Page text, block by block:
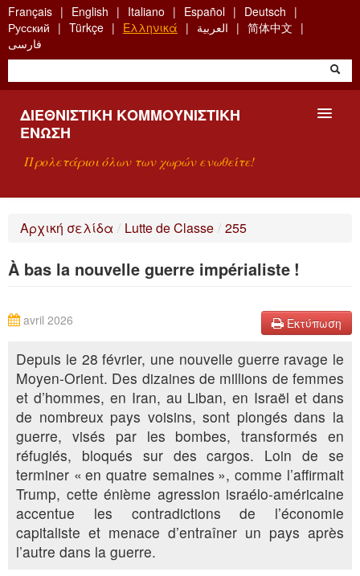
Skip
to
main
content
Français English Italiano Español
Deutsch
Русский
Türkçe Ελληνικά العربية
简体中文
فارسی
ΔΙΕΘΝΙΣΤΙΚΉ ΚΟΜΜΟΥΝΙΣΤΙΚΉ
ΈΝΩΣΗ
Προλετάριοι όλων των χωρών ενωθείτε!
ΕΠΙΚΟΙΝΩΝΊΑ
Αρχική σελίδα / Lutte de Classe / 255
À bas la nouvelle guerre impérialiste !
Εκτύπωση
avril 2026
Depuis le 28 février, une nouvelle guerre ravage le
Moyen-Orient. Des dizaines de millions de femmes
et d’hommes, en Iran, au Liban, en Israël et dans
de nombreux pays voisins, sont plongés dans la
guerre, visés par les bombes, transformés en
réfugiés, bloqués sur des cargos. Loin de se
terminer « en quatre semaines », comme l’affirmait
Trump, cette énième agression israélo-américaine
accentue les contradictions de l’économie
capitaliste et menace d’entraîner un pays après
l’autre dans la guerre.